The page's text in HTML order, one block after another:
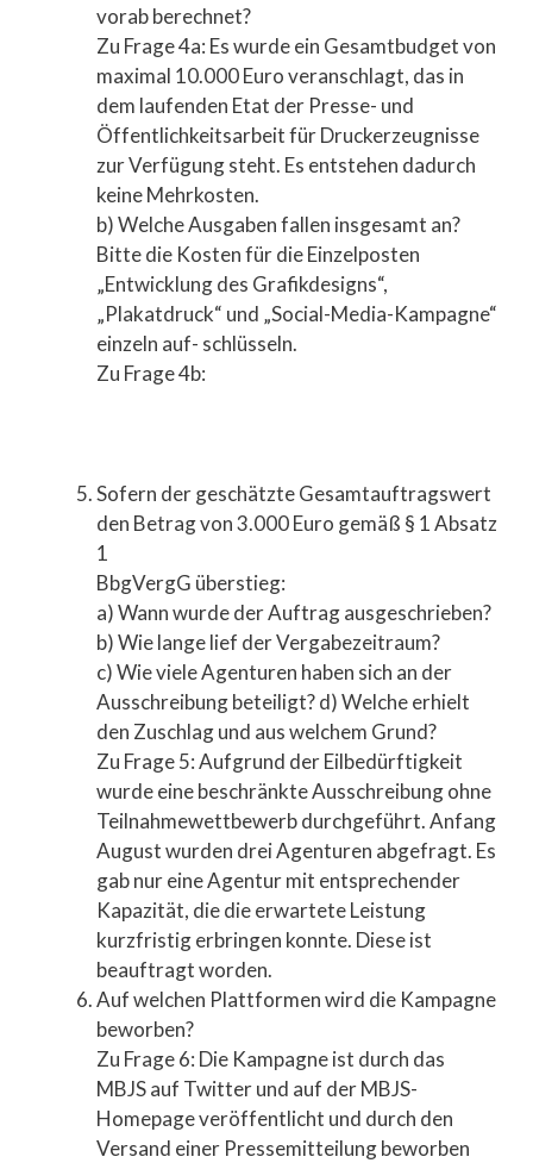
vorab berechnet?
Zu Frage 4a: Es wurde ein Gesamtbudget von
maximal 10.000 Euro veranschlagt, das in
dem laufenden Etat der Presse- und
Öffentlichkeitsarbeit für Druckerzeugnisse
zur Verfügung steht. Es entstehen dadurch
keine Mehrkosten.
b) Welche Ausgaben fallen insgesamt an?
Bitte die Kosten für die Einzelposten
„Entwicklung des Grafikdesigns“,
„Plakatdruck“ und „Social-Media-Kampagne“
einzeln auf- schlüsseln.
Zu Frage 4b:
Sofern der geschätzte Gesamtauftragswert
den Betrag von 3.000 Euro gemäß § 1 Absatz
1
BbgVergG überstieg:
a) Wann wurde der Auftrag ausgeschrieben?
b) Wie lange lief der Vergabezeitraum?
c) Wie viele Agenturen haben sich an der
Ausschreibung beteiligt? d) Welche erhielt
den Zuschlag und aus welchem Grund?
Zu Frage 5: Aufgrund der Eilbedürftigkeit
wurde eine beschränkte Ausschreibung ohne
Teilnahmewettbewerb durchgeführt. Anfang
August wurden drei Agenturen abgefragt. Es
gab nur eine Agentur mit entsprechender
Kapazität, die die erwartete Leistung
kurzfristig erbringen konnte. Diese ist
beauftragt worden.
Auf welchen Plattformen wird die Kampagne
beworben?
Zu Frage 6: Die Kampagne ist durch das
MBJS auf Twitter und auf der MBJS-
Homepage veröffentlicht und durch den
Versand einer Pressemitteilung beworben